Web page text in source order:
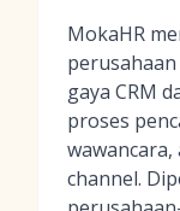
MokaHR
gaya CRM
proses
channel.